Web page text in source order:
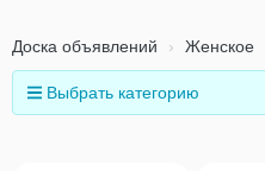
Доска объявлений Женское
Выбрать категорию